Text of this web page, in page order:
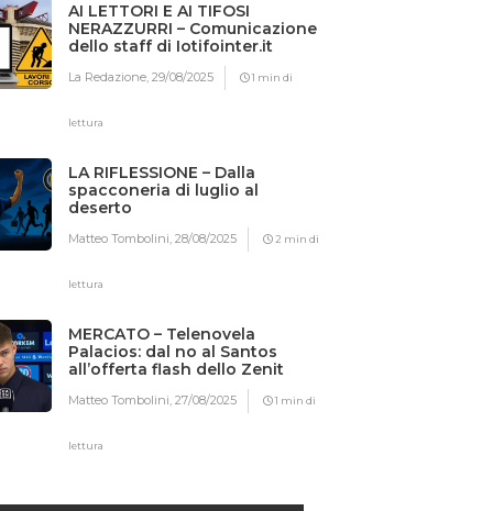
AI LETTORI E AI TIFOSI
NERAZZURRI – Comunicazione
dello staff di Iotifointer.it
La Redazione,29/08/2025 1 min di
lettura
LA RIFLESSIONE – Dalla
spacconeria di luglio al
deserto
Matteo Tombolini,28/08/2025 2 min di
lettura
MERCATO – Telenovela
Palacios: dal no al Santos
all’offerta flash dello Zenit
Matteo Tombolini,27/08/2025 1 min di
lettura